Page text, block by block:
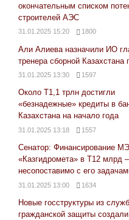
окончательным списком
строителей АЭС
31.01.2025 15:20 1800
Али Алиева назначили ИО
тренера сборной Казахстана
31.01.2025 13:30 1597
Около Т1,1 трлн достигли
«безнадежные» кредиты в
Казахстана на начало года
31.01.2025 13:18 1557
Сенатор: Финансирование
«Казгидромета» в Т12 млрд –
несопоставимо с его
31.01.2025 13:00 1634
Новые госструктуры из служб
гражданской защиты